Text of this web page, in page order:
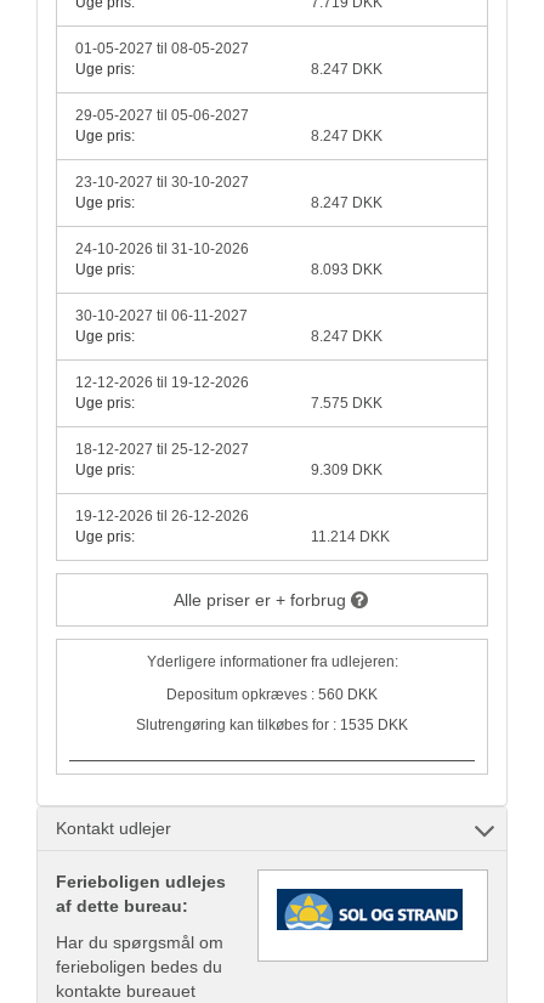
01-05-2027 til 08-05-2027
Uge pris:
8.247 DKK
29-05-2027 til 05-06-2027
Uge pris:
8.247 DKK
23-10-2027 til 30-10-2027
Uge pris:
8.247 DKK
24-10-2026 til 31-10-2026
Uge pris:
8.093 DKK
30-10-2027 til 06-11-2027
Uge pris:
8.247 DKK
12-12-2026 til 19-12-2026
Uge pris:
7.575 DKK
18-12-2027 til 25-12-2027
Uge pris:
9.309 DKK
19-12-2026 til 26-12-2026
Uge pris:
11.214 DKK
Alle priser er + forbrug
Yderligere informationer fra udlejeren:
Depositum opkræves : 560 DKK
Slutrengøring kan tilkøbes for : 1535 DKK
Kontakt udlejer
Ferieboligen udlejes
af dette bureau:
Har du spørgsmål om
ferieboligen bedes du
kontakte bureauet